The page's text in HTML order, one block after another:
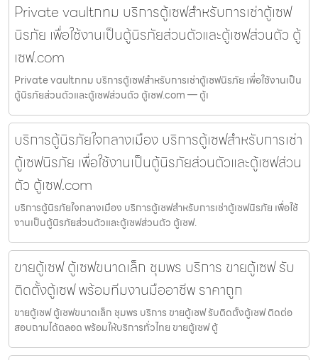
Private vaultกทม บริการตู้เซฟสำหรับการเช่าตู้เซฟ
นิรภัย เพื่อใช้งานเป็นตู้นิรภัยส่วนตัวและตู้เซฟส่วนตัว ตู้
เซฟ.com
Private vaultกทม บริการตู้เซฟสำหรับการเช่าตู้เซฟนิรภัย เพื่อใช้งานเป็น
ตู้นิรภัยส่วนตัวและตู้เซฟส่วนตัว ตู้เซฟ.com — ตู้เ
บริการตู้นิรภัยใจกลางเมือง บริการตู้เซฟสำหรับการเช่า
ตู้เซฟนิรภัย เพื่อใช้งานเป็นตู้นิรภัยส่วนตัวและตู้เซฟส่วน
ตัว ตู้เซฟ.com
บริการตู้นิรภัยใจกลางเมือง บริการตู้เซฟสำหรับการเช่าตู้เซฟนิรภัย เพื่อใช้
งานเป็นตู้นิรภัยส่วนตัวและตู้เซฟส่วนตัว ตู้เซฟ.
ขายตู้เซฟ ตู้เซฟขนาดเล็ก ชุมพร บริการ ขายตู้เซฟ รับ
ติดตั้งตู้เซฟ พร้อมทีมงานมืออาชีพ ราคาถูก
ขายตู้เซฟ ตู้เซฟขนาดเล็ก ชุมพร บริการ ขายตู้เซฟ รับติดตั้งตู้เซฟ ติดต่อ
สอบถามได้ตลอด พร้อมให้บริการทั่วไทย ขายตู้เซฟ ตู้